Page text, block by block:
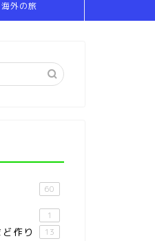
海外の旅
60
1
作り 13